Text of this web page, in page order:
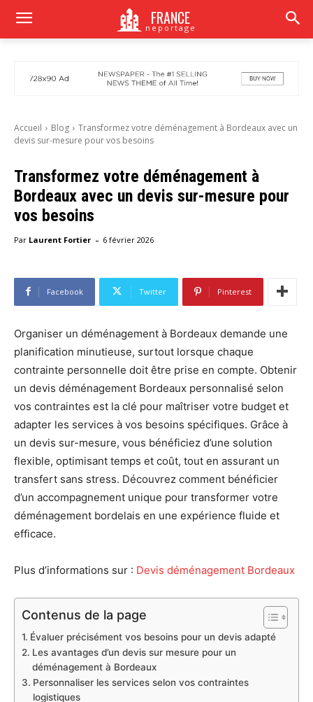
FRANCE
neportage
Accueil Blog
Transformez votre déménagement à Bordeaux avec un
devis sur-mesure pour vos besoins
Transformez votre déménagement à
Bordeaux avec un devis sur-mesure pour
vos besoins
Par Laurent Fortier - 6 février 2026
Facebook Twitter Pinterest
Organiser un déménagement à Bordeaux demande une
planification minutieuse, surtout lorsque chaque
contrainte personnelle doit être prise en compte. Obtenir
un devis déménagement Bordeaux personnalisé selon
vos contraintes est la clé pour maîtriser votre budget et
adapter les services à vos besoins spécifiques. Grâce à
un devis sur-mesure, vous bénéficiez d’une solution
flexible, optimisant temps et coût, tout en assurant un
transfert sans stress. Découvrez comment bénéficier
d’un accompagnement unique pour transformer votre
déménagement bordelais en une expérience fluide et
efficace.
Plus d’informations sur : Devis déménagement Bordeaux
Contenus de la page
Évaluer précisément vos besoins pour un devis adapté
Les avantages d’un devis sur mesure pour un
déménagement à Bordeaux
Personnaliser les services selon vos contraintes
logistiques